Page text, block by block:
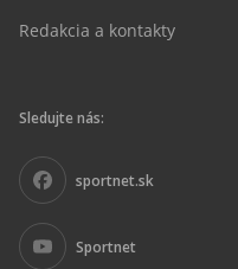
Redakcia a kontakty
Sledujte nás:
sportnet.sk
Sportnet